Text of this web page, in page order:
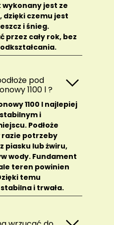
jest ze
czemu jest
i śnieg.
przez cały rok, bez
pod
1100 l ?
1100 l najlepiej
i
Podłoże
razie potrzeby
piasku lub żwiru,
wody. Fundament
teren powinien
temu
i trwała.